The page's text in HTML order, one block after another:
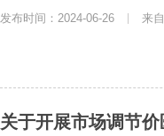
发布时间：2024-06-26 来
关于开展市场调节